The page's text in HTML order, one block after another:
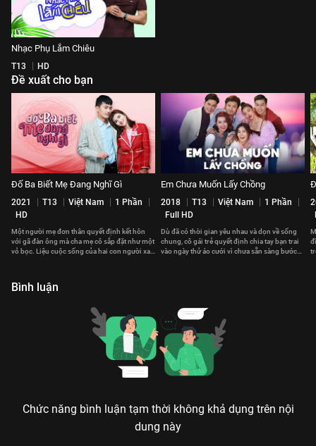
Nhạc Phụ Lắm Chiêu
T13 HD
Đề xuất cho bạn
Đố Ba Biết Mẹ Đang Nghĩ Gì
2021 T13 Việt Nam
1 Phần
HD
Một người mẹ đơn thân quyết định kết hôn
với gã đàn ông mà cha mẹ cô sắp đặt như một
vỏ bọc. Liệu cuộc sống của hai con người xa
Em Chưa Muốn Lấy Chồng
2018 T13 Việt Nam
1 Phần
Full HD
Dù đã có thời gian yêu nhau và dọn về sống
chung, cô gái trẻ quyết định chia tay bạn trai
vào ngày thử áo cưới vì chưa sẵn sàng bước
Bình luận
Chức năng bình luận tạm thời không khả dụng trên nội
dung này